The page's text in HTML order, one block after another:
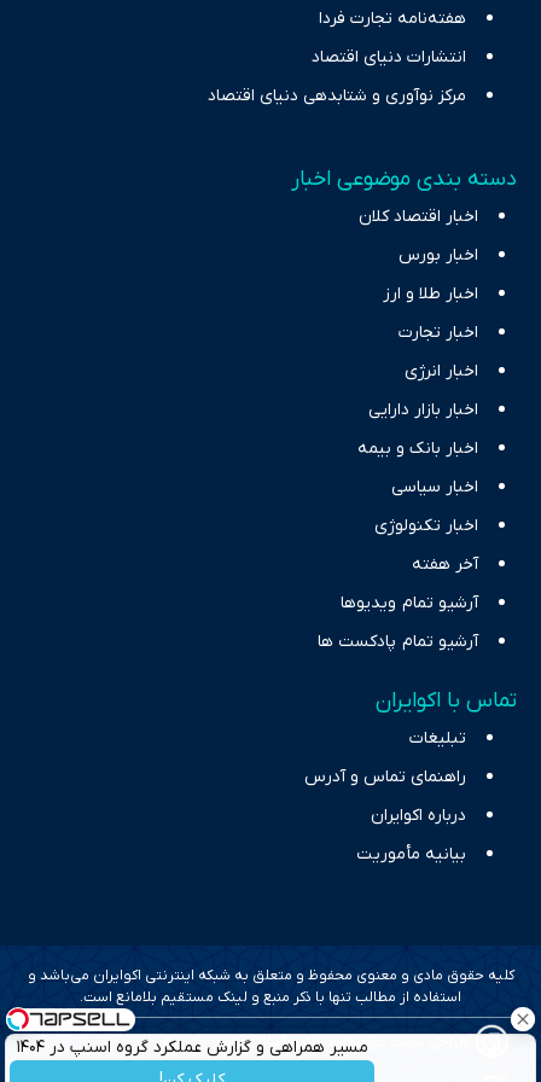
مسیر همراهی و گزارش عملکرد گروه اسنپ در ۱۴۰۴
هفته‌نامه تجارت فردا
انتشارات دنیای اقتصاد
مرکز نوآوری و شتابدهی دنیای اقتصاد
دسته بندی موضوعی اخبار
اخبار اقتصاد کلان
اخبار بورس
اخبار طلا و ارز
اخبار تجارت
اخبار انرژی
اخبار بازار دارایی
اخبار بانک و بیمه
اخبار سیاسی
اخبار تکنولوژی
آخر هفته
آرشیو تمام ویدیوها
آرشیو تمام پادکست ها
تماس با اکوایران
تبلیغات
راهنمای تماس و آدرس
درباره اکوایران
بیانیه مأموریت
کلیه حقوق مادی و معنوی محفوظ و متعلق به شبکه اینترنتی اکوایران می‌باشد و
استفاده از مطالب تنها با ذکر منبع و لینک مستقیم بلامانع است.
طراحی سایت خبری و خبرگزاری آسام